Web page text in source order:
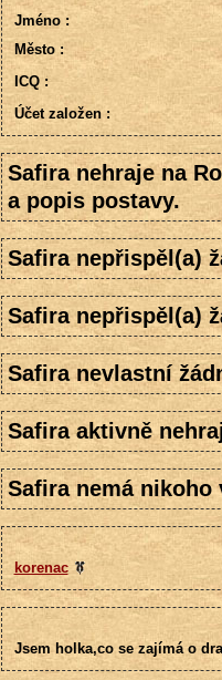
Jméno :
Město :
ICQ :
Účet založen :
Safira nehraje na
a popis postavy.
Safira nepřispěl(a)
Safira nepřispěl(a)
Safira nevlastní
Safira aktivně
Safira nemá nikoho
korenac
Jsem holka,co se zajímá o